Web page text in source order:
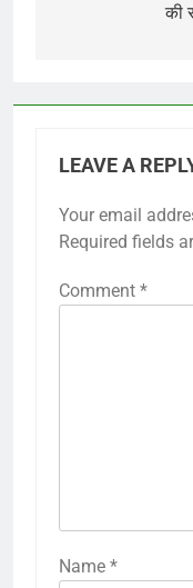
की
LEAVE A
Your email
Required fields
Comment *
Name *